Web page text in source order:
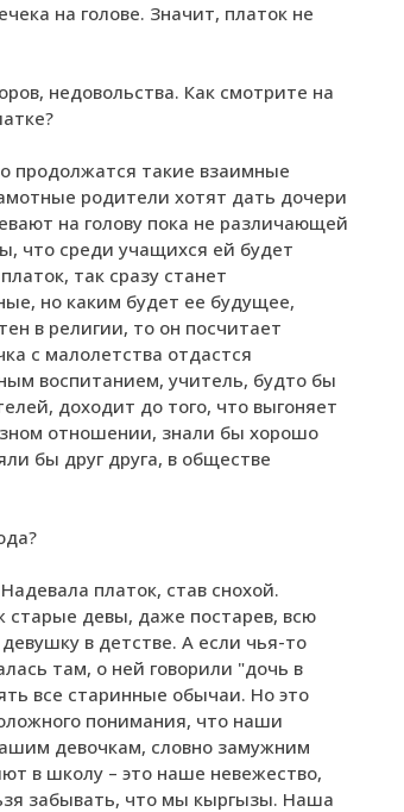
на голове. Значит, платок не
недовольства. Как смотрите на
продолжатся такие взаимные
родители хотят дать дочери
на голову пока не различающей
что среди учащихся ей будет
так сразу станет
но каким будет ее будущее,
в религии, то он посчитает
с малолетства отдастся
воспитанием, учитель, будто бы
доходит до того, что выгоняет
отношении, знали бы хорошо
бы друг друга, в обществе
платок, став снохой.
девы, даже постарев, всю
в детстве. А если чья-то
там, о ней говорили "дочь в
все старинные обычаи. Но это
понимания, что наши
девочкам, словно замужним
в школу – это наше невежество,
забывать, что мы кыргызы. Наша